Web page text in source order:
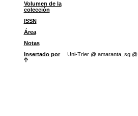
Volumen de la
colección
ISSN
Área
Notas
Insertado por
Uni-Trier @ amaranta_sg @